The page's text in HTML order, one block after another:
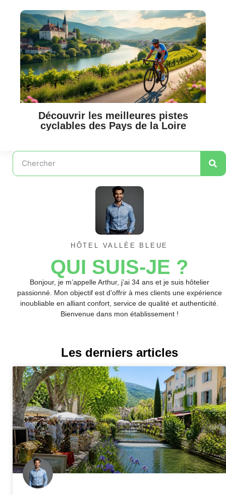
Découvrir les meilleures pistes
cyclables des Pays de la Loire
HÔTEL VALLÉE BLEUE
QUI SUIS-JE ?
Bonjour, je m’appelle Arthur, j’ai 34 ans et je suis hôtelier
passionné. Mon objectif est d’offrir à mes clients une expérience
inoubliable en alliant confort, service de qualité et authenticité.
Bienvenue dans mon établissement !
Les derniers articles